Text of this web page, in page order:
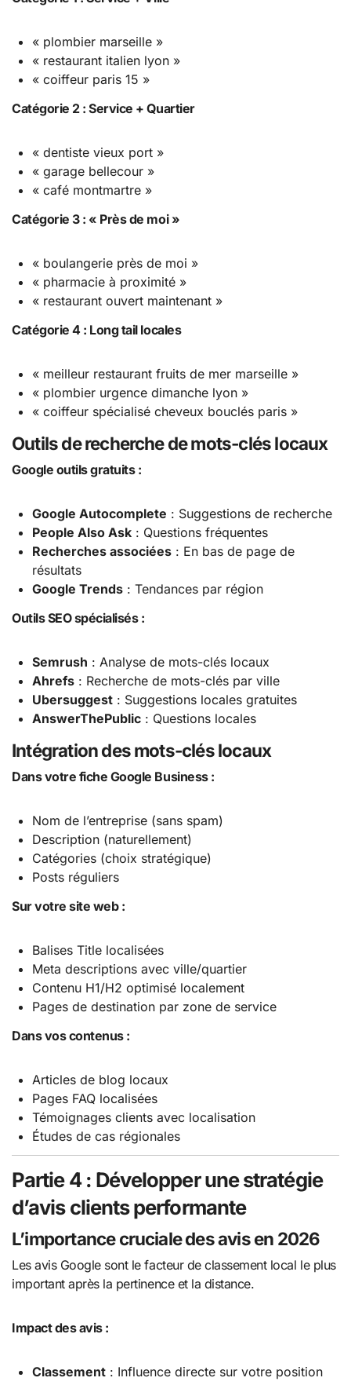
« plombier marseille »
« restaurant italien lyon »
« coiffeur paris 15 »
Catégorie 2 : Service + Quartier
« dentiste vieux port »
« garage bellecour »
« café montmartre »
Catégorie 3 : « Près de moi »
« boulangerie près de moi »
« pharmacie à proximité »
« restaurant ouvert maintenant »
Catégorie 4 : Long tail locales
« meilleur restaurant fruits de mer marseille »
« plombier urgence dimanche lyon »
« coiffeur spécialisé cheveux bouclés paris »
Outils de recherche de mots-clés locaux
Google outils gratuits :
Google Autocomplete : Suggestions de recherche
People Also Ask: Questions fréquentes
Recherches associées: En bas de page de
résultats
Google Trends: Tendances par région
Outils SEO spécialisés :
Semrush : Analyse de mots-clés locaux
Ahrefs: Recherche de mots-clés par ville
Ubersuggest: Suggestions locales gratuites
AnswerThePublic: Questions locales
Intégration des mots-clés locaux
Dans votre fiche Google Business :
Nom de l’entreprise (sans spam)
Description (naturellement)
Catégories (choix stratégique)
Posts réguliers
Sur votre site web :
Balises Title localisées
Meta descriptions avec ville/quartier
Contenu H1/H2 optimisé localement
Pages de destination par zone de service
Dans vos contenus :
Articles de blog locaux
Pages FAQ localisées
Témoignages clients avec localisation
Études de cas régionales
Partie 4 : Développer une stratégie
d’avis clients performante
L’importance cruciale des avis en 2026
Les avis Google sont le facteur de classement local le plus
important après la pertinence et la distance.
Impact des avis :
Classement: Influence directe sur votre position